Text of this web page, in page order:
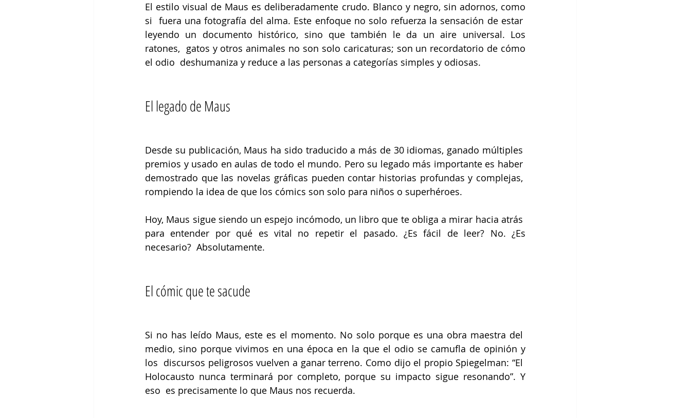
El estilo visual de Maus es deliberadamente crudo. Blanco y negro, sin adornos, como
si  fuera una fotografía del alma. Este enfoque no solo refuerza la sensación de estar
leyendo un documento histórico, sino que también le da un aire universal. Los
ratones,  gatos y otros animales no son solo caricaturas; son un recordatorio de cómo
el odio  deshumaniza y reduce a las personas a categorías simples y odiosas.
El legado de Maus
Desde su publicación, Maus ha sido traducido a más de 30 idiomas, ganado múltiples
premios y usado en aulas de todo el mundo. Pero su legado más importante es haber
demostrado que las novelas gráficas pueden contar historias profundas y complejas,
rompiendo la idea de que los cómics son solo para niños o superhéroes.
Hoy, Maus sigue siendo un espejo incómodo, un libro que te obliga a mirar hacia atrás
para entender por qué es vital no repetir el pasado. ¿Es fácil de leer? No. ¿Es
necesario?  Absolutamente.
El cómic que te sacude
Si no has leído Maus, este es el momento. No solo porque es una obra maestra del
medio, sino porque vivimos en una época en la que el odio se camufla de opinión y
los  discursos peligrosos vuelven a ganar terreno. Como dijo el propio Spiegelman: “El
Holocausto nunca terminará por completo, porque su impacto sigue resonando”. Y
eso  es precisamente lo que Maus nos recuerda.